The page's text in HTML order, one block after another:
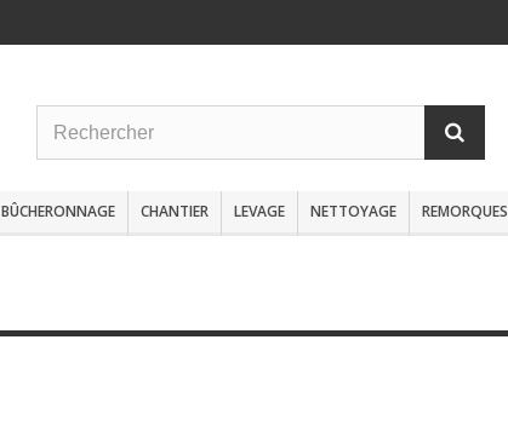
BÛCHERONNAGE CHANTIER LEVAGE NETTOYAGE REMORQUES